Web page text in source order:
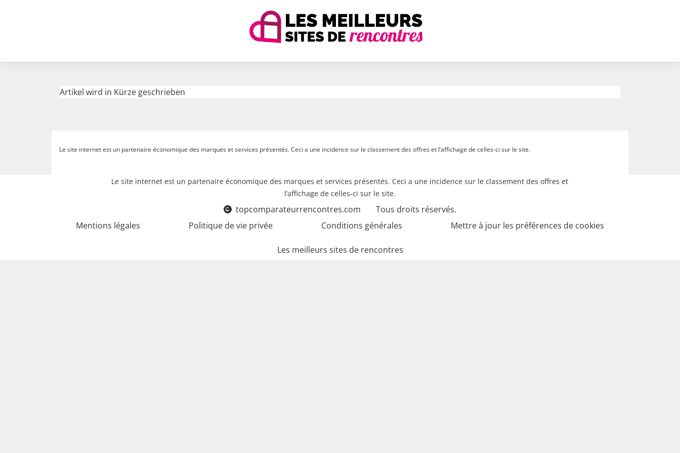
Artikel wird in Kürze geschrieben
Le site internet est un partenaire économique des marques et services présentés. Ceci a une incidence sur le classement des offres et l’affichage de celles-ci sur le site.
Le site internet est un partenaire économique des marques et services présentés. Ceci a une incidence sur le classement des offres et
l’affichage de celles-ci sur le site.
topcomparateurrencontres.com
Tous droits réservés.
Mentions légales
Politique de vie privée Conditions générales Mettre à jour les préférences de cookies
Les meilleurs sites de rencontres